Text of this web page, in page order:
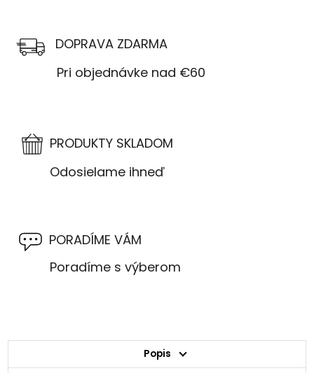
DOPRAVA ZDARMA
Pri objednávke nad €60
PRODUKTY SKLADOM
Odosielame ihneď
PORADÍME VÁM
Poradíme s výberom
Popis